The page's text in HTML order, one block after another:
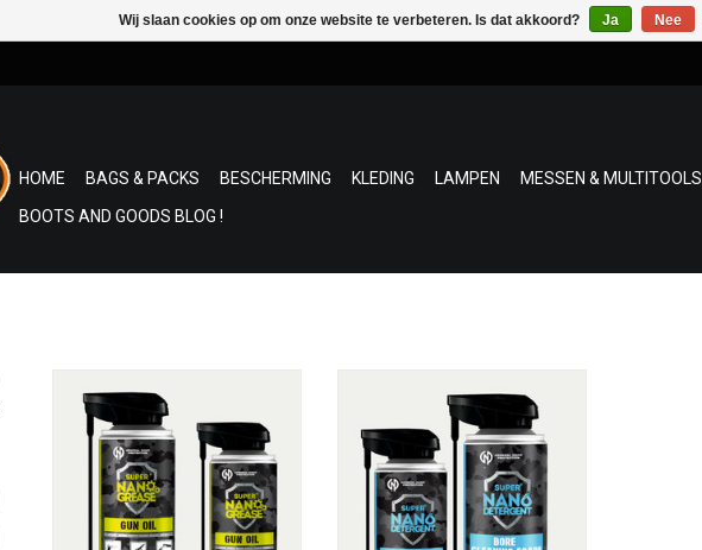
HOME BAGS & PACKS BESCHERMING KLEDING LAMPEN MESSEN & MULTITOOLS
BOOTS AND GOODS BLOG !
Protection bevat een unieke
formule die koolstof verwijdert,
metaal reinigt, vocht verdringt,
doordringt en smeert op moeilijk
bereikbare plaatsen.
200 ml en 400 ml dosis
Protection bevat een unieke
formule die koolstof verwijdert,
metaal reinigt, vocht verdringt,
doordringt en smeert op moeilijk
bereikbare plaatsen.
200 ml en 400 ml dosis
Wij slaan cookies op om onze website te verbeteren. Is dat akkoord? Ja Nee